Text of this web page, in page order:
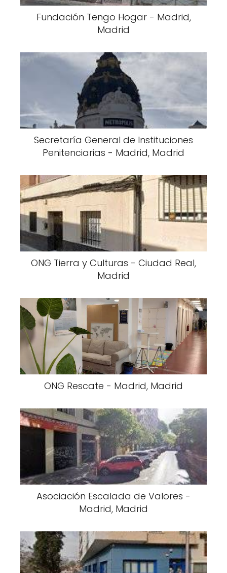
Fundación Tengo Hogar - Madrid,
Madrid
Secretaría General de Instituciones
Penitenciarias - Madrid, Madrid
ONG Tierra y Culturas - Ciudad Real,
Madrid
ONG Rescate - Madrid, Madrid
Asociación Escalada de Valores -
Madrid, Madrid